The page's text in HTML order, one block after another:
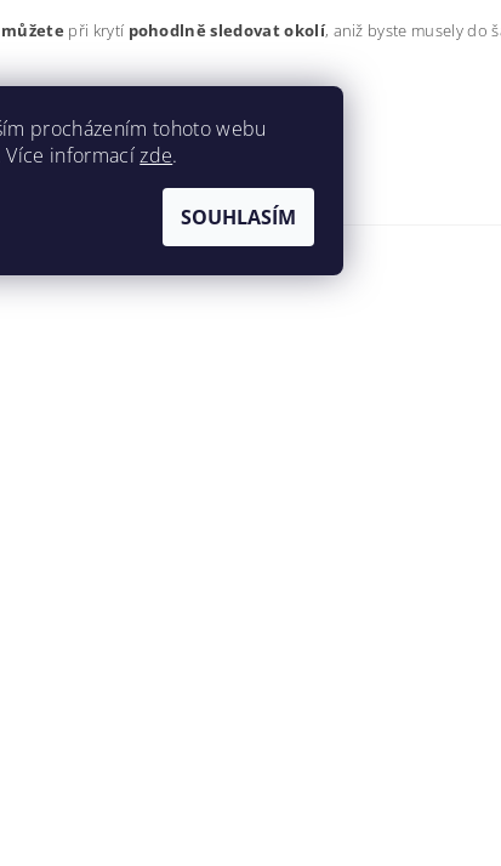
můžete při krytí pohodlně sledovat okolí, aniž byste musely do
0.5 kg
DPM
procházením tohoto webu
Více informacízde.
SOUHLASÍM